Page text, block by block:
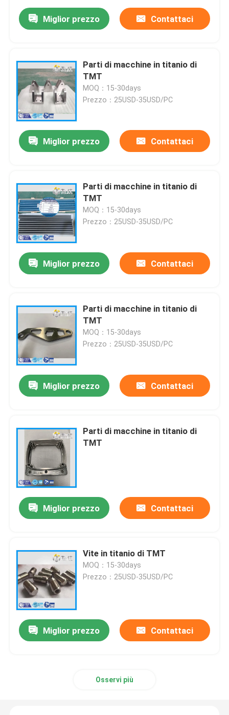
Miglior prezzo Contattaci
Parti di macchine in titanio di
TMT
MOQ：15-30days
Prezzo：25USD-35USD/PC
Miglior prezzo Contattaci
Parti di macchine in titanio di
TMT
MOQ：15-30days
Prezzo：25USD-35USD/PC
Miglior prezzo Contattaci
Parti di macchine in titanio di
TMT
MOQ：15-30days
Prezzo：25USD-35USD/PC
Miglior prezzo Contattaci
Parti di macchine in titanio di
TMT
Miglior prezzo Contattaci
Vite in titanio di TMT
MOQ：15-30days
Prezzo：25USD-35USD/PC
Miglior prezzo Contattaci
Osservi più